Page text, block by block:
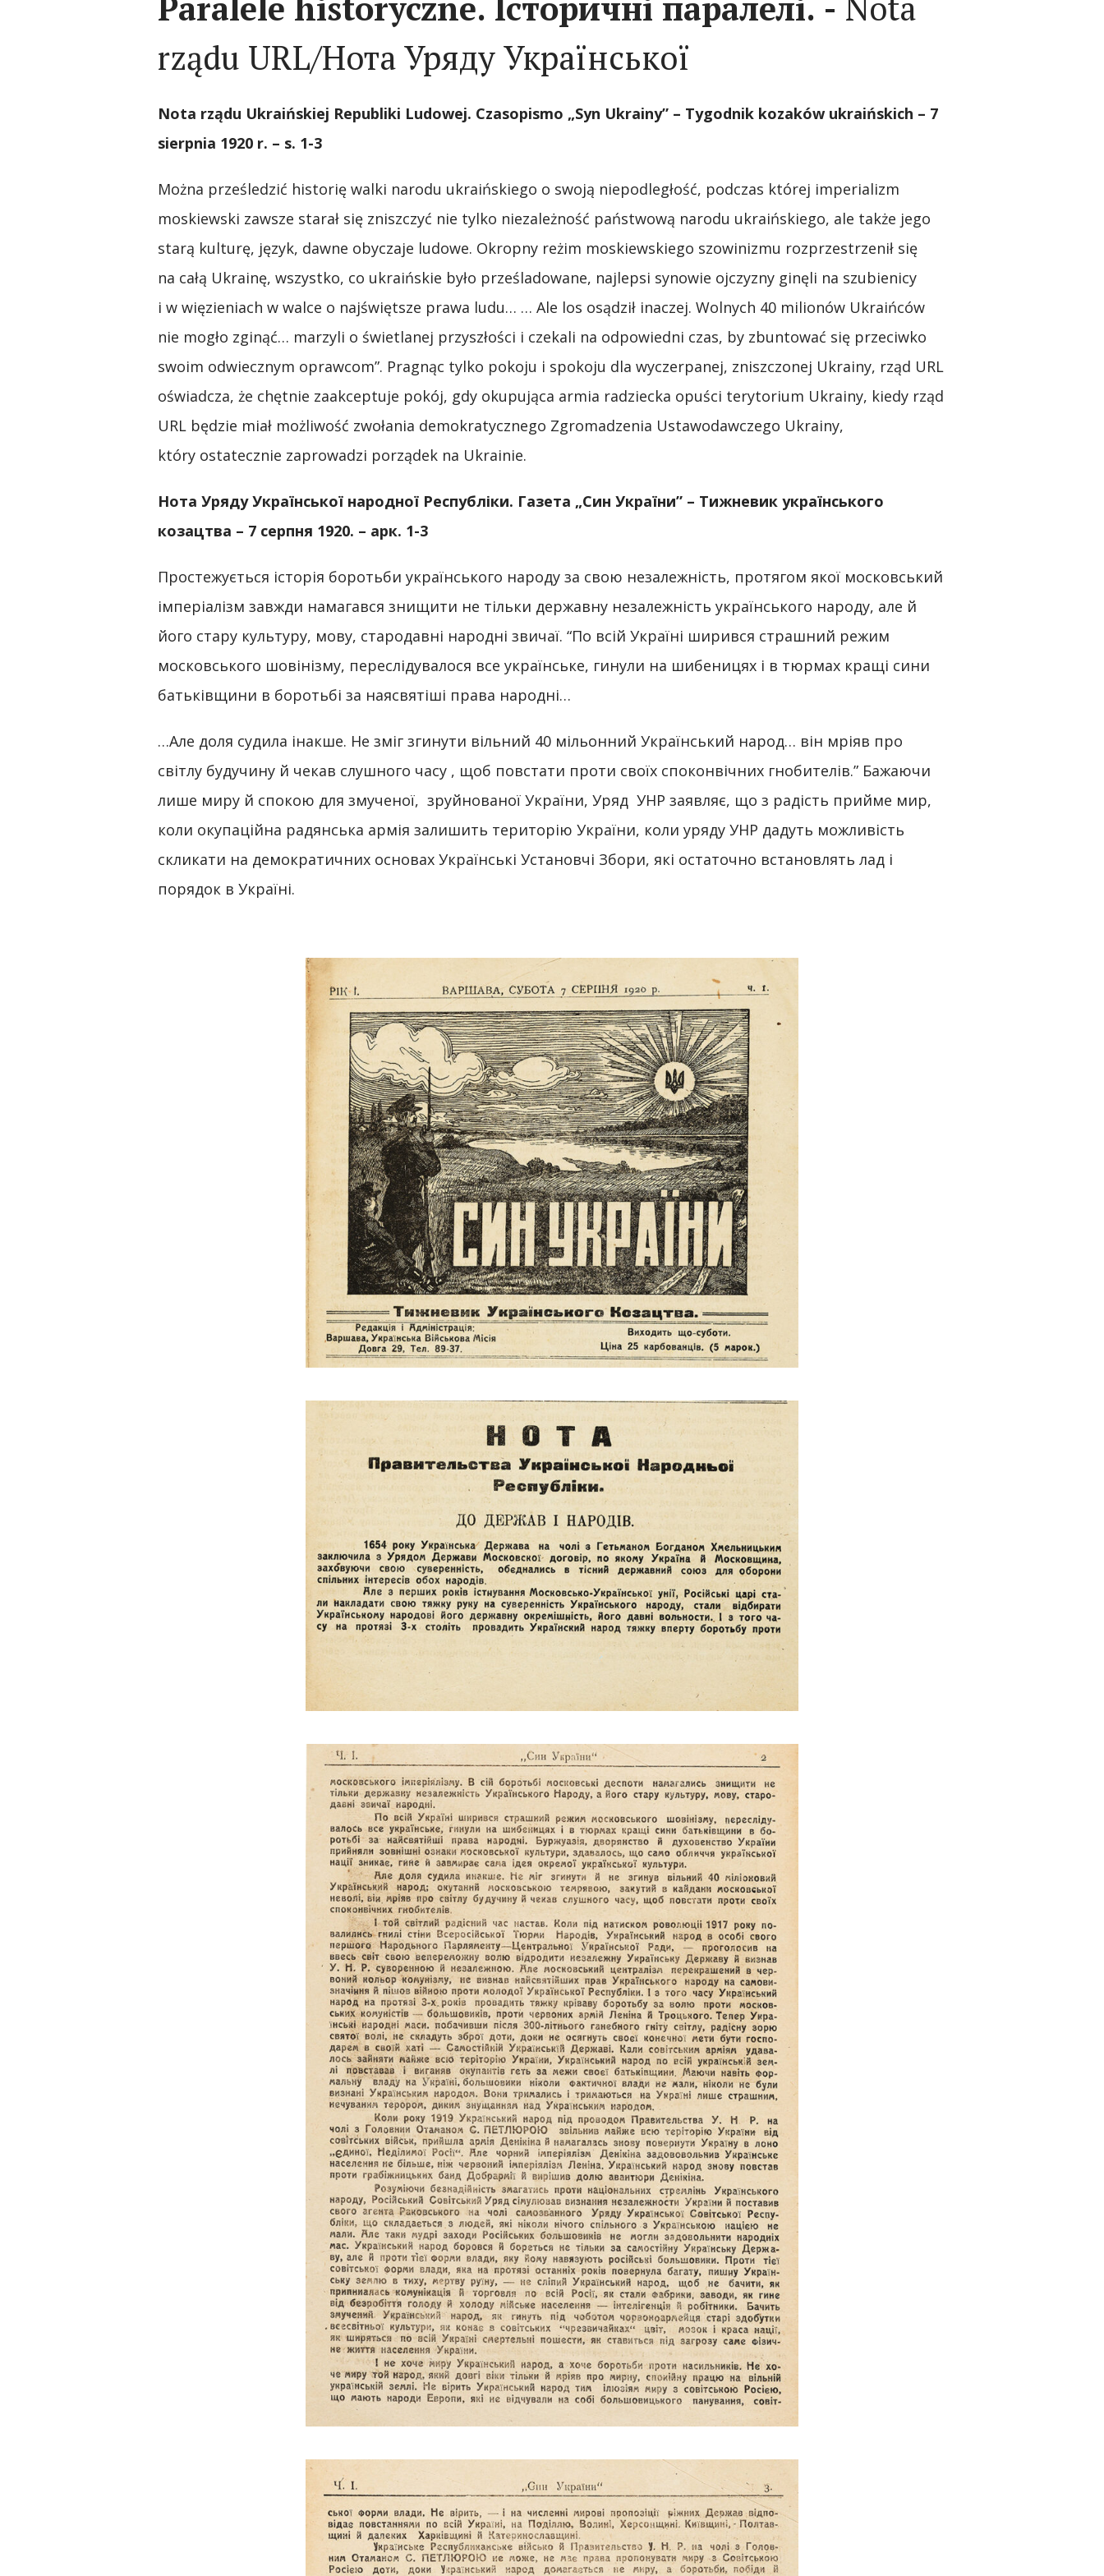
rządu URL/Нота Уряду Української
Nota rządu Ukraińskiej Republiki Ludowej. Czasopismo „Syn Ukrainy” – Tygodnik kozaków ukraińskich – 7
sierpnia 1920 r. – s. 1-3
Można prześledzić historię walki narodu ukraińskiego o swoją niepodległość, podczas której imperializm
moskiewski zawsze starał się zniszczyć nie tylko niezależność państwową narodu ukraińskiego, ale także jego
starą kulturę, język, dawne obyczaje ludowe. Okropny reżim moskiewskiego szowinizmu rozprzestrzenił się
na całą Ukrainę, wszystko, co ukraińskie było prześladowane, najlepsi synowie ojczyzny ginęli na szubienicy
i w więzieniach w walce o najświętsze prawa ludu… … Ale los osądził inaczej. Wolnych 40 milionów Ukraińców
nie mogło zginąć… marzyli o świetlanej przyszłości i czekali na odpowiedni czas, by zbuntować się przeciwko
swoim odwiecznym oprawcom”. Pragnąc tylko pokoju i spokoju dla wyczerpanej, zniszczonej Ukrainy, rząd URL
oświadcza, że ​​chętnie zaakceptuje pokój, gdy okupująca armia radziecka opuści terytorium Ukrainy, kiedy rząd
URL będzie miał możliwość zwołania demokratycznego Zgromadzenia Ustawodawczego Ukrainy,
który ostatecznie zaprowadzi porządek na Ukrainie.
Нота Уряду Української народної Республіки. Газета „Син України” – Тижневик українського
козацтва – 7 серпня 1920. – арк. 1-3
Простежується історія боротьби українського народу за свою незалежність, протягом якої московський
імперіалізм завжди намагався знищити не тільки державну незалежність українського народу, але й
його стару культуру, мову, стародавні народні звичаї. “По всій Україні ширився страшний режим
московського шовінізму, переслідувалося все українське, гинули на шибеницях і в тюрмах кращі сини
батьківщини в боротьбі за наясвятіші права народні…
…Але доля судила інакше. Не зміг згинути вільний 40 мільонний Український народ… він мріяв про
світлу будучину й чекав слушного часу , щоб повстати проти своїх споконвічних гнобителів.” Бажаючи
лише миру й спокою для змученої, зруйнованої України, Уряд УНР заявляє, що з радість прийме мир,
коли окупаційна радянська армія залишить територію України, коли уряду УНР дадуть можливість
скликати на демократичних основах Українські Установчі Збори, які остаточно встановлять лад і
порядок в Україні.